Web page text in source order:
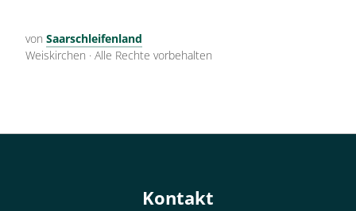
von Saarschleifenland
Weiskirchen · Alle Rechte vorbehalten
Kontakt